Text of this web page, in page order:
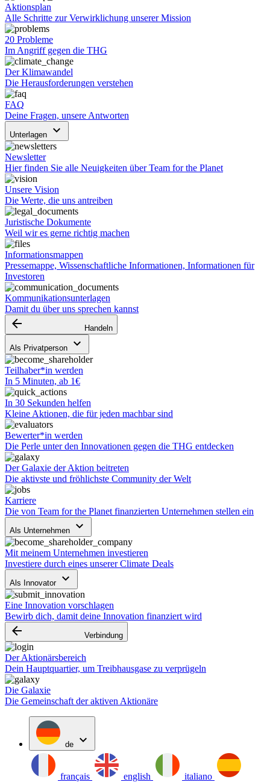
Aktionsplan
Alle Schritte zur Verwirklichung unserer Mission
20 Probleme
Im Angriff gegen die THG
Der Klimawandel
Die Herausforderungen verstehen
FAQ
Deine Fragen, unsere Antworten
Unterlagen keyboard_arrow_down
Newsletter
Hier finden Sie alle Neuigkeiten über Team for the Planet
Unsere Vision
Die Werte, die uns antreiben
Juristische Dokumente
Weil wir es gerne richtig machen
Informationsmappen
Pressemappe, Wissenschaftliche Informationen, Informationen für
Investoren
Kommunikationsunterlagen
Damit du über uns sprechen kannst
arrow_backward Handeln
Als Privatperson keyboard_arrow_down
Teilhaber*in werden
In 5 Minuten, ab 1€
In 30 Sekunden helfen
Kleine Aktionen, die für jeden machbar sind
Bewerter*in werden
Die Perle unter den Innovationen gegen die THG entdecken
Der Galaxie der Aktion beitreten
Die aktivste und fröhlichste Community der Welt
Karriere
Die von Team for the Planet finanzierten Unternehmen stellen ein
Als Unternehmen keyboard_arrow_down
Mit meinem Unternehmen investieren
Investiere durch eines unserer Climate Deals
Als Innovator keyboard_arrow_down
Eine Innovation vorschlagen
Bewirb dich, damit deine Innovation finanziert wird
arrow_backward Verbindung
Der Aktionärsbereich
Dein Hauptquartier, um Treibhausgase zu verprügeln
Die Galaxie
Die Gemeinschaft der aktiven Aktionäre
de expand_more
français english italiano